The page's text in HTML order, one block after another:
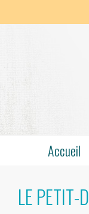
Accueil
LE PETIT-